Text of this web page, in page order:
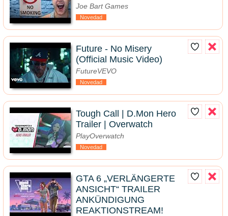
Joe Bart Games
Novedad
Future - No Misery
(Official Music Video)
FutureVEVO
Novedad
Tough Call | D.Mon Hero
Trailer | Overwatch
PlayOverwatch
Novedad
GTA 6 „VERLÄNGERTE
ANSICHT“ TRAILER
ANKÜNDIGUNG
REAKTIONSTREAM!